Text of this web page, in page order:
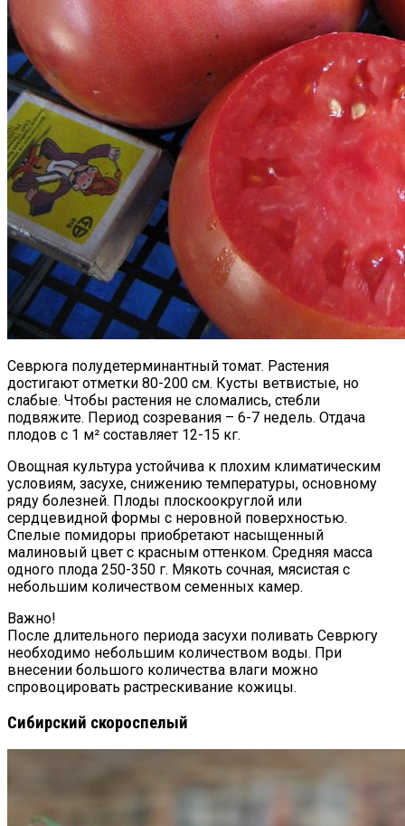
Севрюга полудетерминантный томат. Растения
достигают отметки 80-200 см. Кусты ветвистые, но
слабые. Чтобы растения не сломались, стебли
подвяжите. Период созревания – 6-7 недель. Отдача
плодов с 1 м² составляет 12-15 кг.
Овощная культура устойчива к плохим климатическим
условиям, засухе, снижению температуры, основному
ряду болезней. Плоды плоскоокруглой или
сердцевидной формы с неровной поверхностью.
Спелые помидоры приобретают насыщенный
малиновый цвет с красным оттенком. Средняя масса
одного плода 250-350 г. Мякоть сочная, мясистая с
небольшим количеством семенных камер.
Важно!
После длительного периода засухи поливать Севрюгу
необходимо небольшим количеством воды. При
внесении большого количества влаги можно
спровоцировать растрескивание кожицы.
Сибирский скороспелый